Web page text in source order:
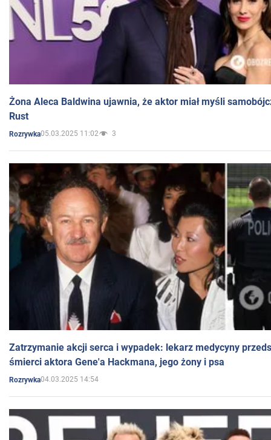
Żona Aleca Baldwina ujawnia, że aktor miał myśli
Rust
Rozrywka05.03.2025 11:02 3
Zatrzymanie akcji serca i wypadek: lekarz medycyny
śmierci aktora Gene'a Hackmana, jego żony i psa
Rozrywka04.03.2025 14:54